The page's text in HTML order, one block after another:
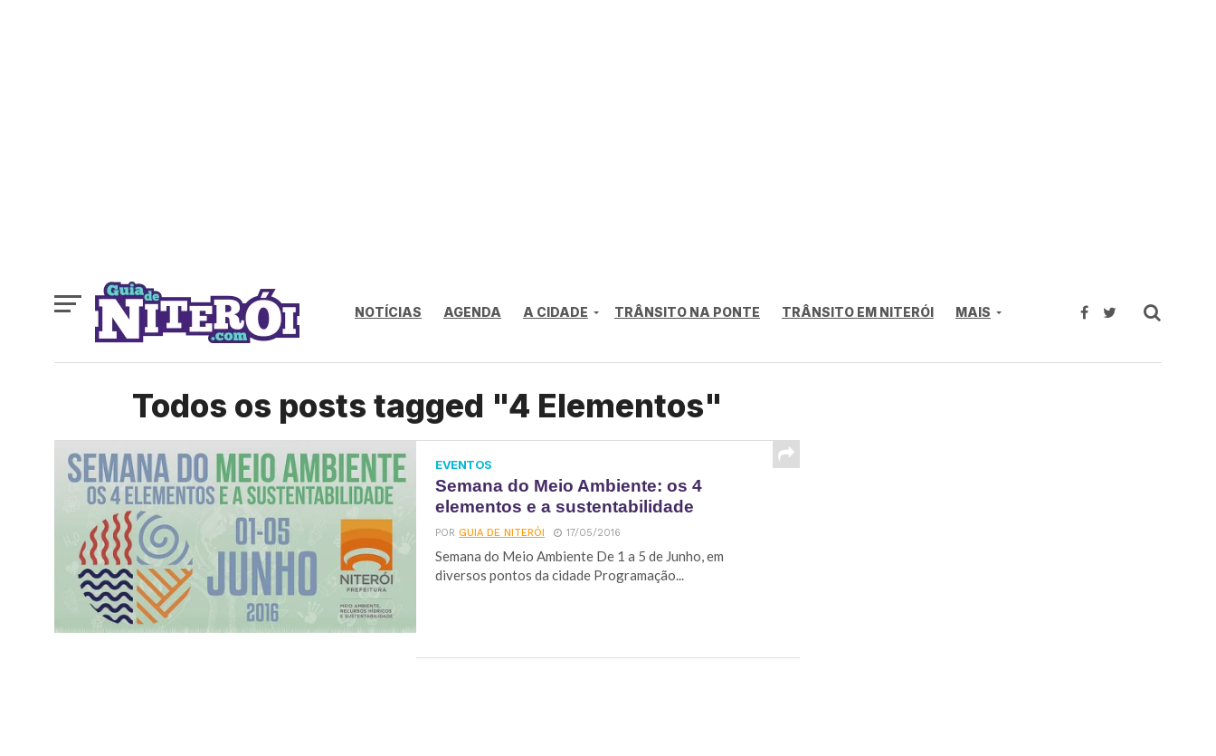
NOTÍCIAS AGENDA A CIDADE TRÂNSITO NA PONTE TRÂNSITO EM NITERÓI MAIS
Todos os posts tagged "4 Elementos"
EVENTOS
Semana do Meio Ambiente: os 4
elementos e a sustentabilidade
PORGUIA DE NITERÓI 17/05/2016
Semana do Meio Ambiente De 1 a 5 de Junho, em
diversos pontos da cidade Programação...